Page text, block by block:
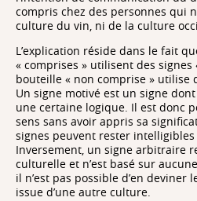
compris chez des personnes qui
culture du vin, ni de la culture
L’explication réside dans le fait
« comprises » utilisent des signes
bouteille « non comprise » utilise
Un signe motivé est un signe
une certaine logique. Il est donc
sens sans avoir appris sa
signes peuvent rester
Inversement, un signe arbitraire
culturelle et n’est basé sur
il n’est pas possible d’en
issue d’une autre culture.